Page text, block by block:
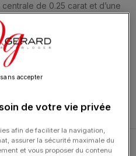
de 0.25 carat et d’une
Son design romantique et
symbole traditionnel de
de votre vie privée
afin de faciliter la navigation,
assurer la sécurité maximale du
et vous proposer du contenu
accepter